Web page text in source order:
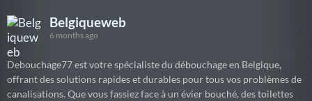
Belgiqueweb
6 months ago
Debouchage77 est votre spécialiste du débouchage en Belgique,
offrant des solutions rapides et durables pour tous vos problèmes de
canalisations. Que vous fassiez face à un évier bouché, des toilettes